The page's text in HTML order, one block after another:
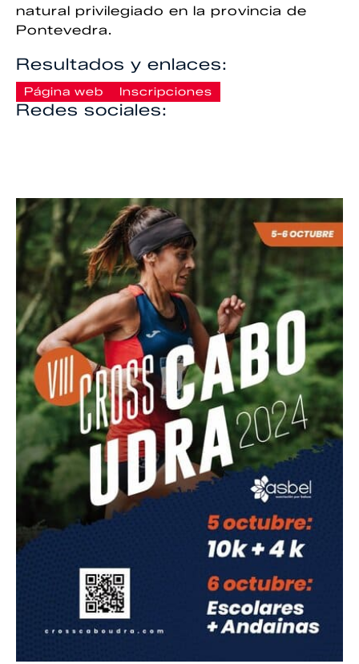
natural privilegiado en la provincia de
Pontevedra.
Resultados y enlaces:
Página web Inscripciones
Redes sociales: